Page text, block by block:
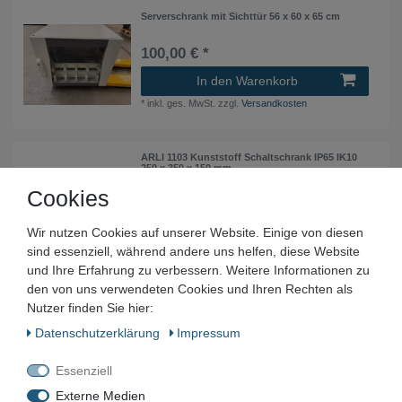
Serverschrank mit Sichttür 56 x 60 x 65 cm
100,00 € *
In den Warenkorb
* inkl. ges. MwSt. zzgl.Versandkosten
ARLI 1103 Kunststoff Schaltschrank IP65 IK10
250 x 350 x 150 mm
Schaltschrank- Thermostate
120,00 € *
Cookies
Wir nutzen Cookies auf unserer Website. Einige von diesen
sind essenziell, während andere uns helfen, diese Website
und Ihre Erfahrung zu verbessern. Weitere Informationen zu
den von uns verwendeten Cookies und Ihren Rechten als
Nutzer finden Sie hier:
Daten­schutz­erklärung
Impressum
Essenziell
Externe Medien